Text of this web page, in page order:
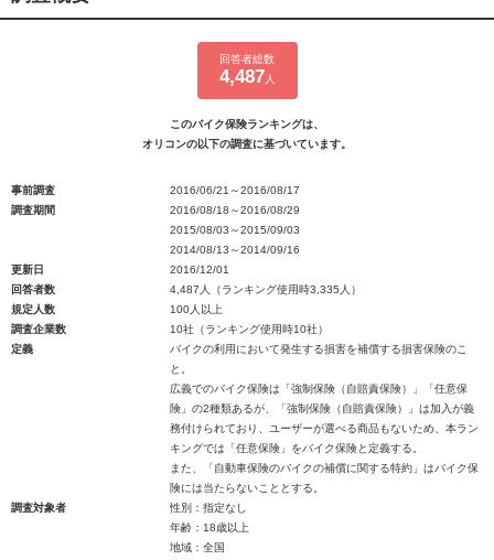
回答者総数
4,487 人
このバイク保険ランキングは、
オリコンの以下の調査に基づいています。
事前調査
2016/06/21～2016/08/17
調査期間
2016/08/18～2016/08/29
2015/08/03～2015/09/03
2014/08/13～2014/09/16
更新日
2016/12/01
回答者数
4,487人（ランキング使用時3,335人）
規定人数
100人以上
調査企業数
10社（ランキング使用時10社）
定義
バイクの利用において発生する損害を補償する損害保険のこ
と。
広義でのバイク保険は「強制保険（自賠責保険）」「任意保
険」の2種類あるが、「強制保険（自賠責保険）」は加入が義
務付けられており、ユーザーが選べる商品もないため、本ラン
キングでは「任意保険」をバイク保険と定義する。
また、「自動車保険のバイクの補償に関する特約」はバイク保
険には当たらないこととする。
調査対象者
性別：指定なし
年齢：18歳以上
地域：全国